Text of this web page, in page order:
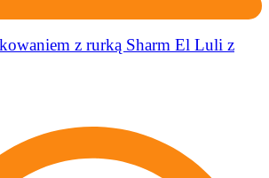
z rurką Sharm El Luli z